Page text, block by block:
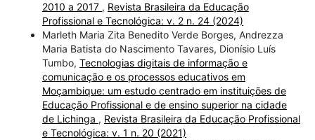
2010 a 2017 , Revista Brasileira da Educação
Profissional e Tecnológica: v. 2 n. 24 (2024)
Marleth Maria Zita Benedito Verde Borges, Andrezza
Maria Batista do Nascimento Tavares, Dionísio Luís
Tumbo, Tecnologias digitais de informação e
comunicação e os processos educativos em
Moçambique: um estudo centrado em instituições de
Educação Profissional e de ensino superior na cidade
de Lichinga , Revista Brasileira da Educação Profissional
e Tecnológica: v. 1 n. 20 (2021)